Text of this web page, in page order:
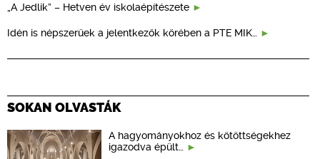
„A Jedlik” – Hetven év iskolaépítészete
Idén is népszerűek a jelentkezők körében a PTE MIK…
SOKAN OLVASTÁK
A hagyományokhoz és kötöttségekhez
igazodva épült…